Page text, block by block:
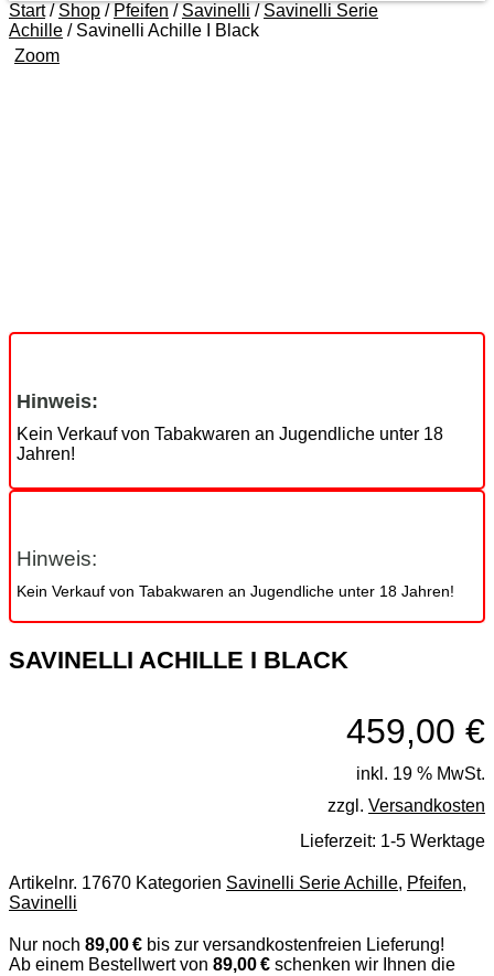
Start/ Shop / Pfeifen / Savinelli / Savinelli Serie
Achille / Savinelli Achille I Black
Zoom
Hinweis:
Kein Verkauf von Tabakwaren an Jugendliche unter 18
Jahren!
Hinweis:
Kein Verkauf von Tabakwaren an Jugendliche unter 18 Jahren!
SAVINELLI ACHILLE I BLACK
459,00 €
inkl. 19 % MwSt.
zzgl. Versandkosten
Lieferzeit: 1-5 Werktage
Artikelnr. 17670 Kategorien Savinelli Serie Achille, Pfeifen,
Savinelli
Nur noch 89,00 € bis zur versandkostenfreien Lieferung!
Ab einem Bestellwert von 89,00 € schenken wir Ihnen die